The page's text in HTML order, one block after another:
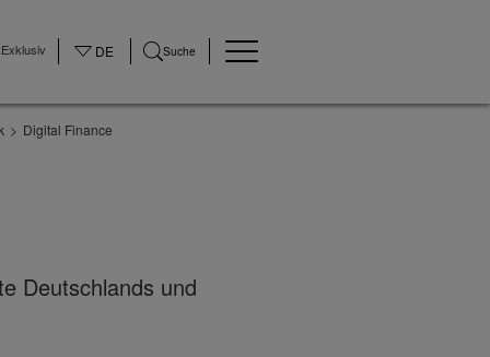
DE Suche
Digital Finance
Deutschlands und